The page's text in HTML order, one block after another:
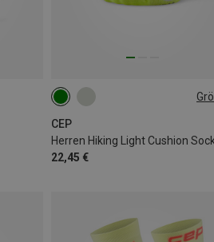
CEP
Herren Hiking Light Cushion
22,45 €
39|40|41|42
45|46|47|48|49